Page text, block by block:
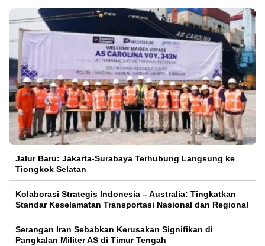
Jalur Baru: Jakarta-Surabaya Terhubung Langsung ke
Tiongkok Selatan
Kolaborasi Strategis Indonesia – Australia: Tingkatkan
Standar Keselamatan Transportasi Nasional dan Regional
Serangan Iran Sebabkan Kerusakan Signifikan di
Pangkalan Militer AS di Timur Tengah